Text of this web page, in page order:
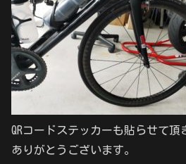
QRコードステッカーも貼らせて頂
ありがとうございます。